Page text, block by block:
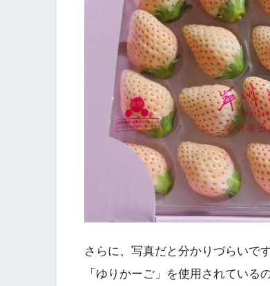
さらに、写真だと分かりづらいで
「ゆりかーご」を使用されてい